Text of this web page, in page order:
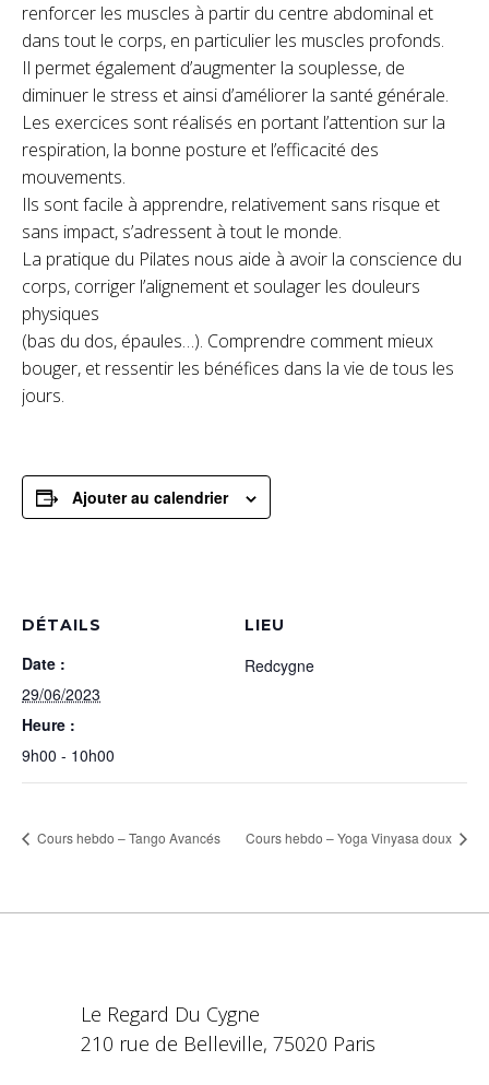
renforcer les muscles à partir du centre abdominal et
dans tout le corps, en particulier les muscles profonds.
Il permet également d’augmenter la souplesse, de
diminuer le stress et ainsi d’améliorer la santé générale.
Les exercices sont réalisés en portant l’attention sur la
respiration, la bonne posture et l’efficacité des
mouvements.
Ils sont facile à apprendre, relativement sans risque et
sans impact, s’adressent à tout le monde.
La pratique du Pilates nous aide à avoir la conscience du
corps, corriger l’alignement et soulager les douleurs
physiques
(bas du dos, épaules…). Comprendre comment mieux
bouger, et ressentir les bénéfices dans la vie de tous les
jours.
Ajouter au calendrier
DÉTAILS
Date :
29/06/2023
Heure :
9h00 - 10h00
LIEU
Redcygne
Cours hebdo – Tango Avancés Cours hebdo – Yoga Vinyasa doux
Le Regard Du Cygne
210 rue de Belleville, 75020 Paris